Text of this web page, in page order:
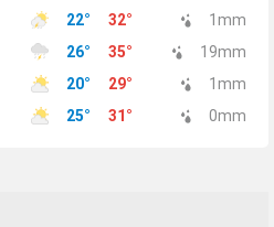
22° 32° 1 mm
26° 35° 19mm
20° 29° 1 mm
25° 31 ° 0mm